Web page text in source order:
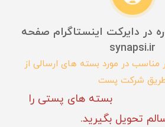
در دایرکت اینستاگرام صفحه
synapsi.ir
مناسب در مورد بسته های ارسالی از
شرکت پست
بسته های پستی را
تحویل بگیرید.